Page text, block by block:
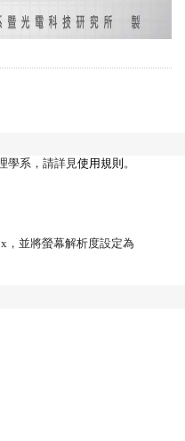
學系，請詳見使用規則 。
，並將螢幕解析度設定為